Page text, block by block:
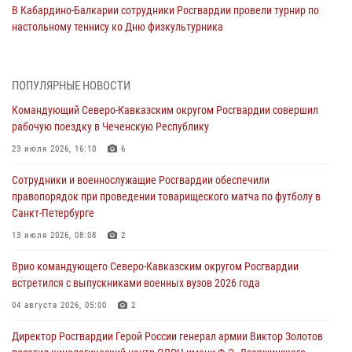
В Кабардино-Балкарии сотрудники Росгвардии провели турнир по
настольному теннису ко Дню физкультурника
Военнослужащие Софринской бригады Росгвардии встретились с
дорогой к Победе в СВО» (видео)
08 августа 2026, 07:00
Кузбассе
08 августа 2026, 07:00
ОМОН «Ойрат» Управления Росгвардии по Республике Калмыкия
08 августа 2026, 07:00
В Москве росгвардейцы оказали помощь медикам и девушке с
08 августа 2026, 06:32 1
ПОПУЛЯРНЫЕ НОВОСТИ
Командующий Северо-Кавказским округом Росгвардии совершил
рабочую поездку в Чеченскую Республику
23 июля 2026, 16:10 6
Сотрудники и военнослужащие Росгвардии обеспечили
правопорядок при проведении товарищеского матча по футболу в
Санкт-Петербурге
13 июля 2026, 08:08 2
Врио командующего Северо-Кавказским округом Росгвардии
встретился с выпускниками военных вузов 2026 года
04 августа 2026, 05:00 2
Директор Росгвардии Герой России генерал армии Виктор Золотов